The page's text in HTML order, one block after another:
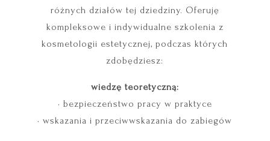
różnych działów tej dziedziny. Oferuję
kompleksowe i indywidualne szkolenia z
kosmetologii estetycznej, podczas których
zdobędziesz:
wiedzę teoretyczną:
• bezpieczeństwo pracy w praktyce
• wskazania i przeciwwskazania do zabiegów